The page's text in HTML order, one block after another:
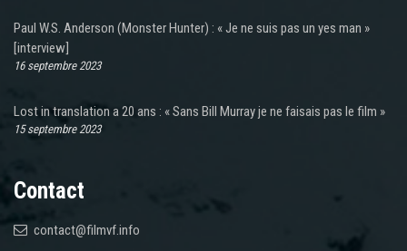
Paul W.S. Anderson (Monster Hunter) : « Je ne suis pas un yes man »
[interview]
16 septembre 2023
Lost in translation a 20 ans : « Sans Bill Murray je ne faisais pas le film »
15 septembre 2023
Contact
contact@filmvf.info